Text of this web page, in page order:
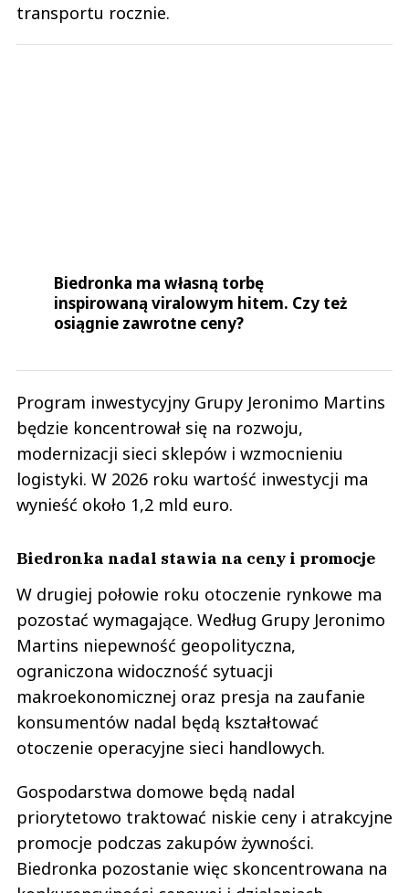
transportu rocznie.
inspirowaną viralowym hitem. Czy też
osiągnie zawrotne ceny?
Program inwestycyjny Grupy Jeronimo Martins
będzie koncentrował się na rozwoju,
modernizacji sieci sklepów i wzmocnieniu
logistyki. W 2026 roku wartość inwestycji ma
wynieść około 1,2 mld euro.
W drugiej połowie roku otoczenie rynkowe ma
pozostać wymagające. Według Grupy Jeronimo
Martins niepewność geopolityczna,
ograniczona widoczność sytuacji
makroekonomicznej oraz presja na zaufanie
konsumentów nadal będą kształtować
otoczenie operacyjne sieci handlowych.
Gospodarstwa domowe będą nadal
priorytetowo traktować niskie ceny i atrakcyjne
promocje podczas zakupów żywności.
Biedronka pozostanie więc skoncentrowana na
konkurencyjności cenowej i działaniach
promocyjnych, jednocześnie rozwijając